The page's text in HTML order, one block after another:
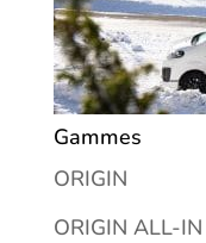
Gammes
ORIGIN
ORIGIN ALL-IN